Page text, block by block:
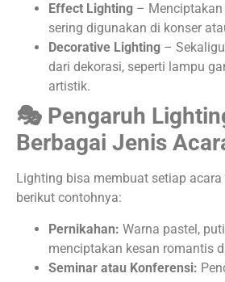
Effect Lighting –
sering digunakan di konser
Decorative Lighting –
dari dekorasi, seperti lampu
artistik.
🎭 Pengaruh
Berbagai Jenis
Lighting bisa membuat setiap
berikut contohnya:
Pernikahan: Warna pastel,
menciptakan kesan romantis
Seminar atau Konferensi: